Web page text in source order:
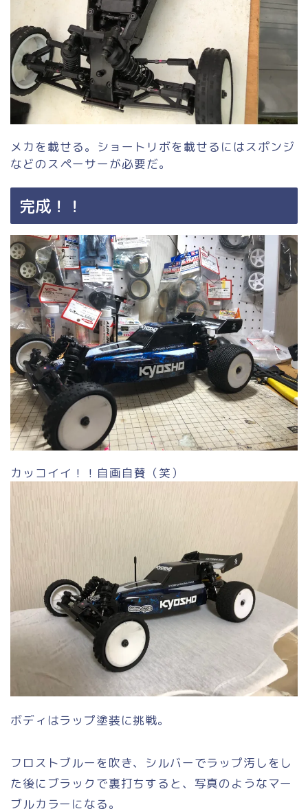
メカを載せる。ショートリボを載せるにはスポンジ
などのスペーサーが必要だ。
完成！！
カッコイイ！！自画自賛（笑）
ボディはラップ塗装に挑戦。
フロストブルーを吹き、シルバーでラップ汚しをし
た後にブラックで裏打ちすると、写真のようなマー
ブルカラーになる。